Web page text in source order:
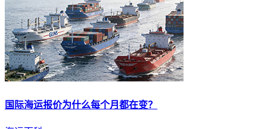
国际海运报价为什么每个月都在变？